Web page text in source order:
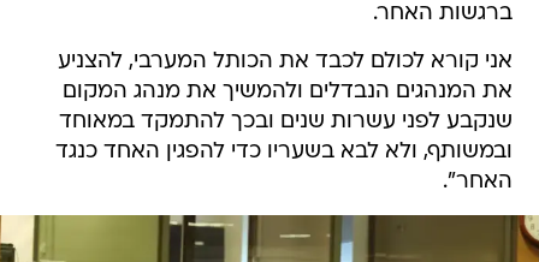
ברגשות האחר.
אני קורא לכולם לכבד את הכותל המערבי, להצניע
את המנהגים הנבדלים ולהמשיך את מנהג המקום
שנקבע לפני עשרות שנים ובכך להתמקד במאוחד
ובמשותף, ולא לבא בשעריו כדי להפגין האחד כנגד
האחר".